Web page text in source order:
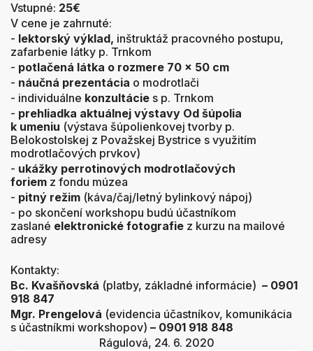
Vstupné: 25€
V cene je zahrnuté:
- lektorský výklad, inštruktáž pracovného postupu,
zafarbenie látky p. Trnkom
- potlačená látka o rozmere 70 x 50 cm
- náučná prezentácia o modrotlači
- individuálne konzultácie s p. Trnkom
- prehliadka aktuálnej výstavy Od šúpolia
k umeniu (výstava šúpolienkovej tvorby p.
Belokostolskej z Považskej Bystrice s využitím
modrotlačových prvkov)
- ukážky perrotinových modrotlačových
foriem z fondu múzea
- pitný režim (káva/čaj/letný bylinkový nápoj)
- po skončení workshopu budú účastníkom
zaslané elektronické fotografie z kurzu na mailové
adresy
Kontakty:
Bc. Kvašňovská (platby, základné informácie) – 0901
918 847
Mgr. Prengelová (evidencia účastníkov, komunikácia
s účastníkmi workshopov) – 0901 918 848
Rágulová, 24. 6. 2020